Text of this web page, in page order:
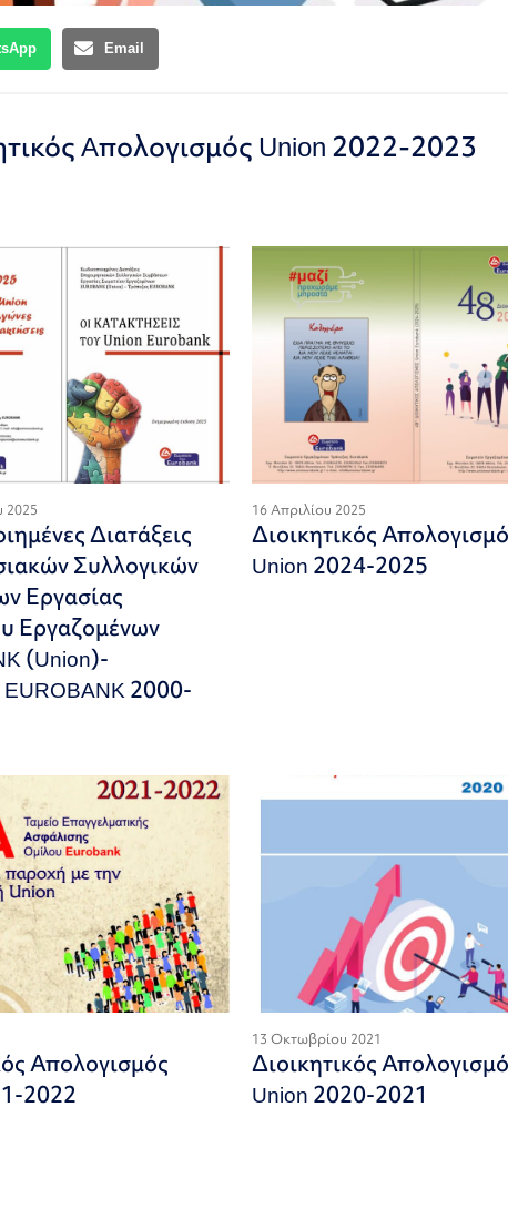
Email
Aπολογισμός Union 2022-2023
2025
Διατάξεις
Συλλογικών
Εργασίας
Εργαζομένων
(Union)-
2000-
16 Απριλίου 2025
Διοικητικός
Union 2024-2025
Απολογισμός
2022
13 Οκτωβρίου 2021
Διοικητικός
Union 2020-2021